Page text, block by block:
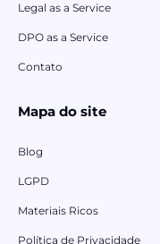
Legal as a Service
DPO as a Service
Contato
Mapa do site
Blog
LGPD
Materiais Ricos
Política de Privacidade